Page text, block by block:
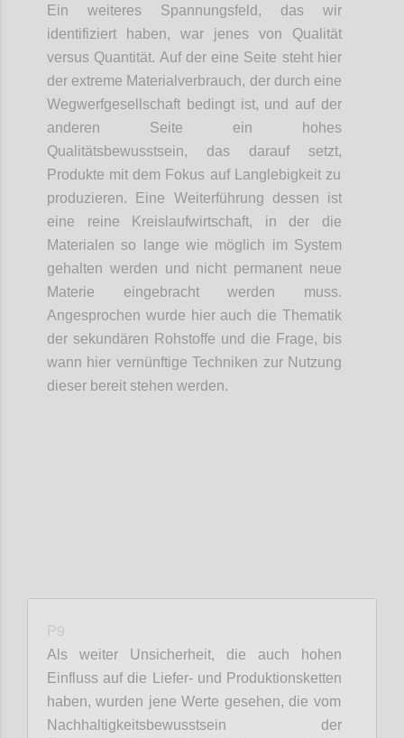
Ein weiteres Spannungsfeld ,
das wir
identifiziert haben, war jenes von Qualität
versus Quantität. Auf der eine Seite steht hier
der extreme Materialverbrauch, der durch eine
Wegwerfgesellschaft bedingt ist, und auf der
anderen Seite ein hohes
Qualitätsbewusstsein, das darauf setzt,
Produkte mit dem Fokus auf Langlebigkeit zu
produzieren.
Eine Weiterführung dessen ist
eine reine
Kreislaufwirtschaft, in der die
Materialen so lange wie möglich im System
gehalten werden und nicht permanent neue
Materie eingebracht werden muss.
Angesprochen wurde hier auch die Thematik
der sekundären Rohstoffe und die Frage, bis
wann hier vernünftige Techniken zur Nutzung
dieser bereit stehen werden.
P9
Als weiter Unsicherheit, die auch hohen
Einfluss auf die Liefer- und Produktionsketten
haben,wurden jeneWerte gesehen, die vom
Nachhaltigkeitsbewusstsein der